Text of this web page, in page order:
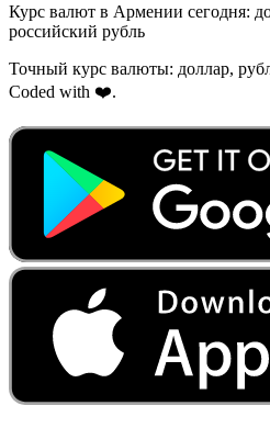
Курс валют в Армении сегодня:
российский рубль
Точный курс валюты: доллар,
Coded with ❤️.